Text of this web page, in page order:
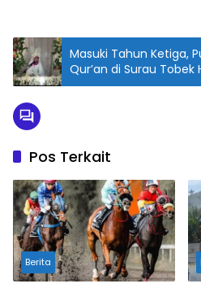
Masuki Tahun Ketiga,
Qur’an di Surau Tobek
Baruah
Pos Terkait
Berita